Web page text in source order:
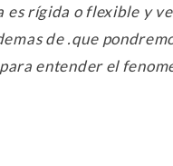
es rígida o flexible y
de .que
para entender el